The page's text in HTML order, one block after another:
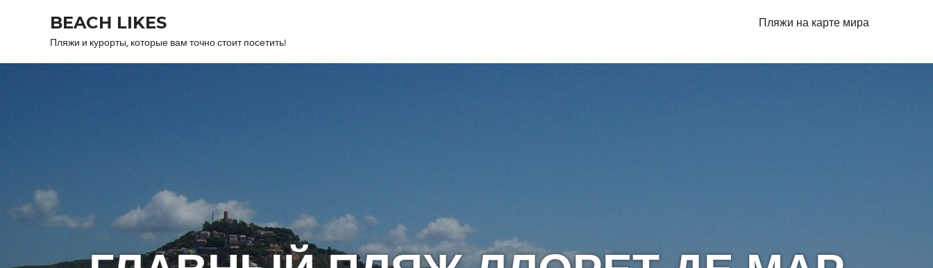
BEACH LIKES
Пляжи и курорты, которые вам точно стоит посетить!
Пляжи на карте мира